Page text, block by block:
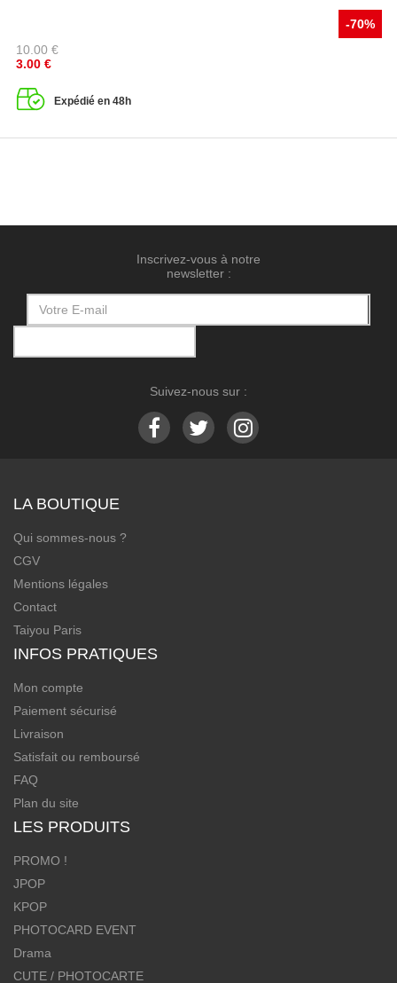
-70%
10.00 €
3.00 €
Expédié en 48h
Inscrivez-vous à notre
newsletter :
Suivez-nous sur :
LA BOUTIQUE
Qui sommes-nous ?
CGV
Mentions légales
Contact
Taiyou Paris
INFOS PRATIQUES
Mon compte
Paiement sécurisé
Livraison
Satisfait ou remboursé
FAQ
Plan du site
LES PRODUITS
PROMO !
JPOP
KPOP
PHOTOCARD EVENT
Drama
CUTE / PHOTOCARTE